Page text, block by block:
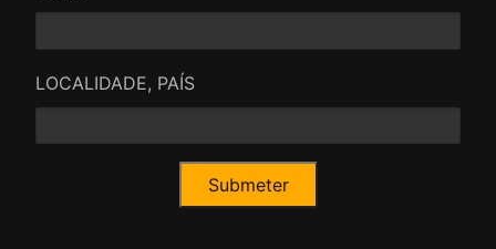
LOCALIDADE, PAÍS